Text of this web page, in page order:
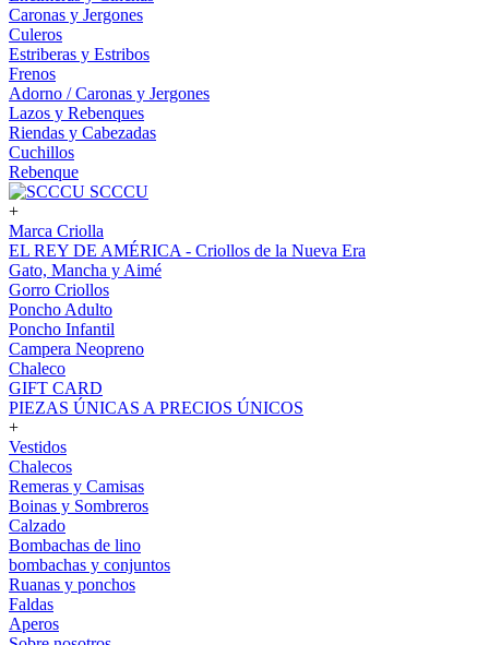
Caronas y Jergones
Culeros
Estriberas y Estribos
Frenos
Adorno / Caronas y Jergones
Lazos y Rebenques
Riendas y Cabezadas
Cuchillos
Rebenque
SCCCU
+
Marca Criolla
EL REY DE AMÉRICA - Criollos de la Nueva Era
Gato, Mancha y Aimé
Gorro Criollos
Poncho Adulto
Poncho Infantil
Campera Neopreno
Chaleco
GIFT CARD
PIEZAS ÚNICAS A PRECIOS ÚNICOS
+
Vestidos
Chalecos
Remeras y Camisas
Boinas y Sombreros
Calzado
Bombachas de lino
bombachas y conjuntos
Ruanas y ponchos
Faldas
Aperos